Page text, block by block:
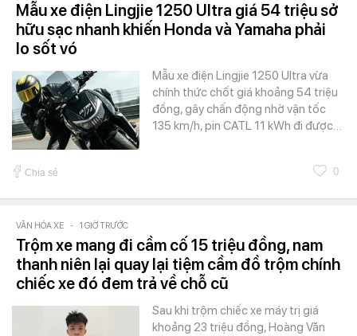
Mẫu xe điện Lingjie 1250 Ultra giá 54 triệu sở
hữu sạc nhanh khiến Honda và Yamaha phải
lo sốt vó
Mẫu xe điện Lingjie 1250 Ultra vừa
chính thức chốt giá khoảng 54 triệu
đồng, gây chấn động nhờ vận tốc
135 km/h, pin CATL 11 kWh đi được…
Chia sẻ 0
VĂN HÓA XE - 1 GIỜ TRƯỚC
Trộm xe mang đi cầm cố 15 triệu đồng, nam
thanh niên lại quay lại tiệm cầm đồ trộm chính
chiếc xe đó đem trả về chỗ cũ
Sau khi trộm chiếc xe máy trị giá
khoảng 23 triệu đồng, Hoàng Văn